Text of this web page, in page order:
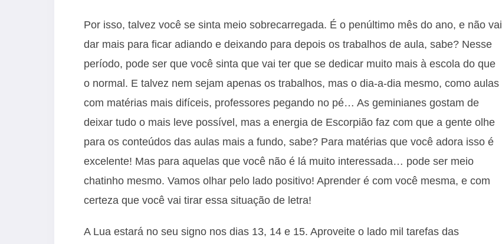
Por isso, talvez você se sinta meio sobrecarregada. É o penúltimo mês do ano, e não vai
dar mais para ficar adiando e deixando para depois os trabalhos de aula, sabe? Nesse
período, pode ser que você sinta que vai ter que se dedicar muito mais à escola do que
o normal. E talvez nem sejam apenas os trabalhos, mas o dia-a-dia mesmo, como aulas
com matérias mais difíceis, professores pegando no pé… As geminianes gostam de
deixar tudo o mais leve possível, mas a energia de Escorpião faz com que a gente olhe
para os conteúdos das aulas mais a fundo, sabe? Para matérias que você adora isso é
excelente! Mas para aquelas que você não é lá muito interessada… pode ser meio
chatinho mesmo. Vamos olhar pelo lado positivo! Aprender é com você mesma, e com
certeza que você vai tirar essa situação de letra!
A Lua estará no seu signo nos dias 13, 14 e 15. Aproveite o lado mil tarefas das